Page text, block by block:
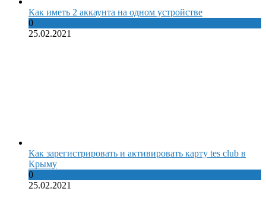
Как иметь 2 аккаунта на одном устройстве
0
25.02.2021
Как зарегистрировать и активировать карту tes club в
Крыму
0
25.02.2021